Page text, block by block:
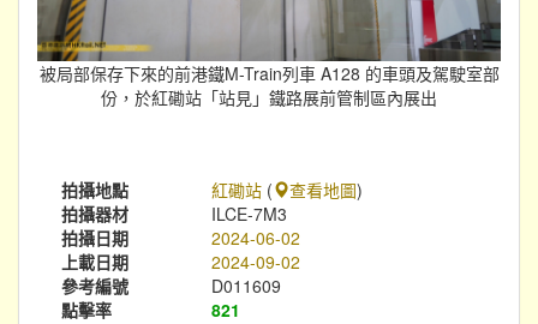
被局部保存下來的前港鐵M-Train列車 A128 的車頭及駕駛室部
份，於紅磡站「站見」鐵路展前管制區內展出
拍攝地點 紅磡站 ( 查看地圖)
拍攝器材
ILCE-7M3
拍攝日期
2024-06-02
上載日期
2024-09-02
參考編號
D011609
點擊率
821